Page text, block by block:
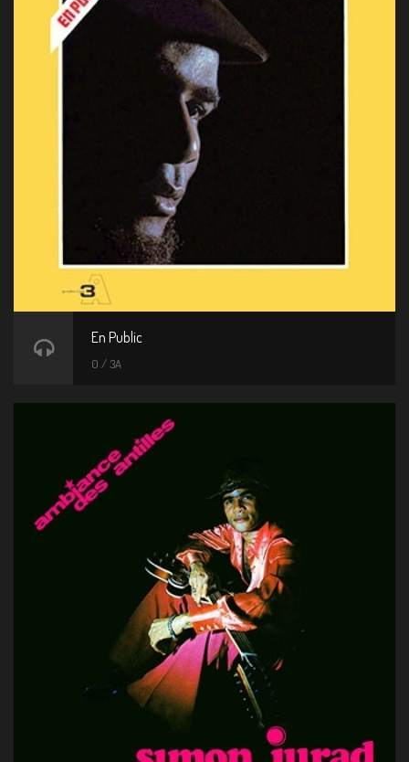
En Public
0 / 3A